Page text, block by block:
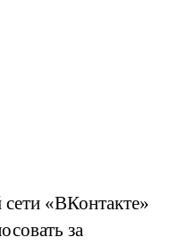
«ВКонтакте»
за